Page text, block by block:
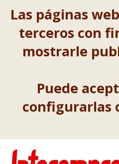
Las páginas
terceros con
mostrarle
Puede
configurarlas